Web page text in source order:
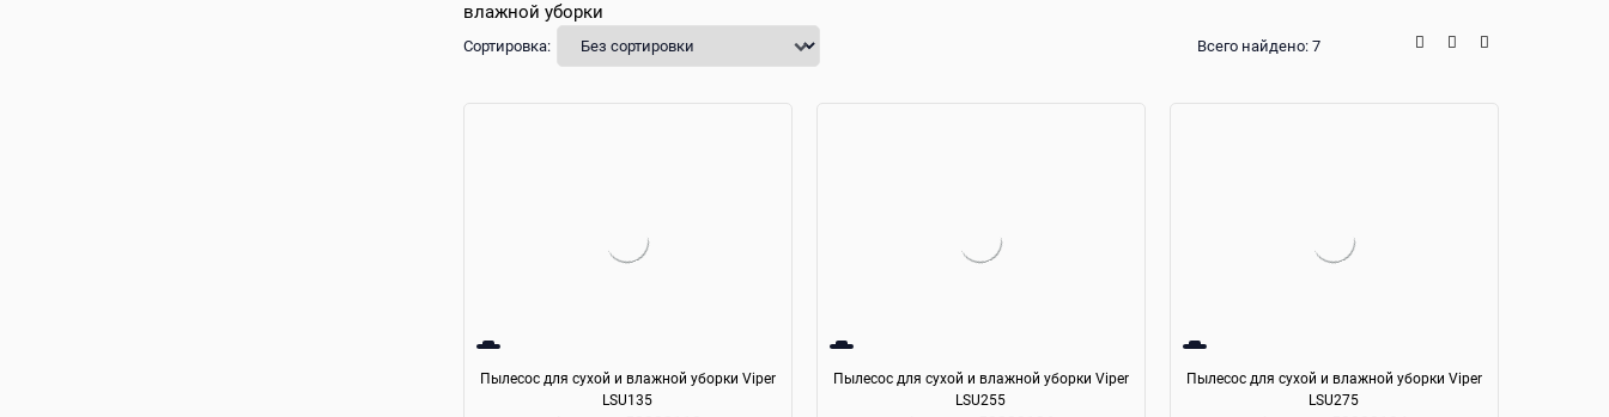
влажной уборки
Сортировка: Всего найдено: 7
Пылесос для сухой и влажной уборки Viper
LSU135
Пылесос для сухой и влажной уборки Viper
LSU255
Пылесос для сухой и влажной уборки Viper
LSU275